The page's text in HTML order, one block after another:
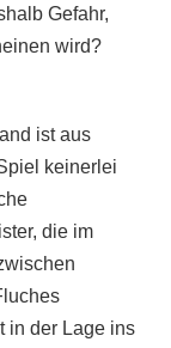
Gefahr,
wird?
ist aus
keinerlei
die im
in der Lage ins